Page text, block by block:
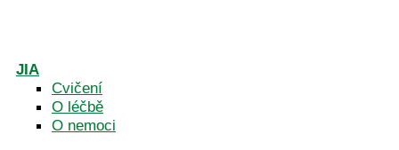
JIA
Cvičení
O léčbě
O nemoci